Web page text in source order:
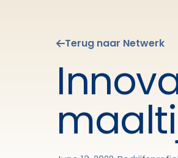
Terug naar Netwerk